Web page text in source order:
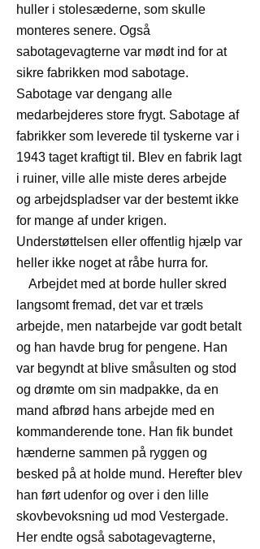
huller i stolesæderne, som skulle
monteres senere. Også
sabotagevagterne var mødt ind for at
sikre fabrikken mod sabotage.
Sabotage var dengang alle
medarbejderes store frygt. Sabotage af
fabrikker som leverede til tyskerne var i
1943 taget kraftigt til. Blev en fabrik lagt
i ruiner, ville alle miste deres arbejde
og arbejdspladser var der bestemt ikke
for mange af under krigen.
Understøttelsen eller offentlig hjælp var
heller ikke noget at råbe hurra for.
Arbejdet med at borde huller skred
langsomt fremad, det var et træls
arbejde, men natarbejde var godt betalt
og han havde brug for pengene. Han
var begyndt at blive småsulten og stod
og drømte om sin madpakke, da en
mand afbrød hans arbejde med en
kommanderende tone. Han fik bundet
hænderne sammen på ryggen og
besked på at holde mund. Herefter blev
han ført udenfor og over i den lille
skovbevoksning ud mod Vestergade.
Her endte også sabotagevagterne,